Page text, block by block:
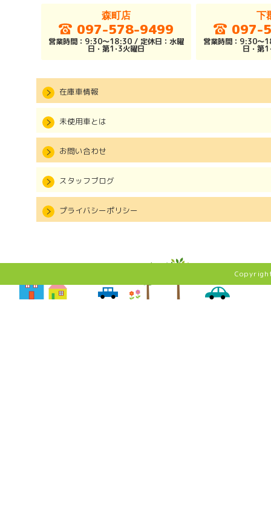
森町店
097-578-9499
営業時間：9:30～18:30 / 定休日：水曜
日・第1･3火曜日
下
097-
営業時間：9:30～
日・第
在庫車情報
未使用車とは
お問い合わせ
スタッフブログ
プライバシーポリシー